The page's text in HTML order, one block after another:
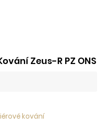
Zeus-R PZ ONS
kování